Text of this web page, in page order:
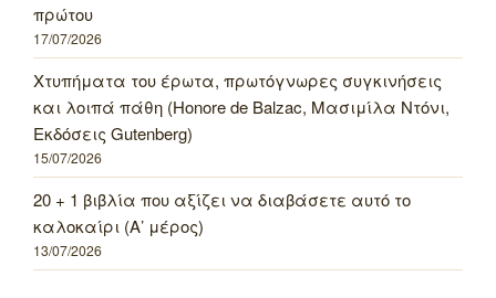
πρώτου
17/07/2026
Χτυπήματα του έρωτα, πρωτόγνωρες συγκινήσεις
και λοιπά πάθη (Honore de Balzac, Μασιμίλα Ντόνι,
Εκδόσεις Gutenberg)
15/07/2026
20 + 1 βιβλία που αξίζει να διαβάσετε αυτό το
καλοκαίρι (Α’ μέρος)
13/07/2026